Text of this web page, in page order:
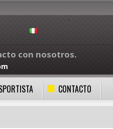
CONTACTO
con nosotros.